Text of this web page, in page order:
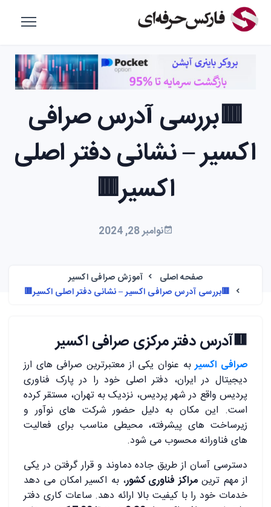
🟥بررسی آدرس صرافی
اکسیر – نشانی دفتر اصلی
اکسیر🟥
نوامبر 28, 2024
صفحه اصلی
آموزش صرافی اکسیر
🟥بررسی آدرس صرافی اکسیر – نشانی دفتر اصلی اکسیر🟥
🟥آدرس دفتر مرکزی صرافی اکسیر
صرافی اکسیربه‌ عنوان یکی از معتبرترین صرافی ‌های ارز
دیجیتال در ایران، دفتر اصلی خود را در پارک فناوری
پردیس واقع در شهر پردیس، نزدیک به تهران، مستقر کرده
است. این مکان به دلیل حضور شرکت ‌های نوآور و
زیرساخت ‌های پیشرفته، محیطی مناسب برای فعالیت
‌های فناورانه محسوب می‌ شود.
دسترسی آسان از طریق جاده دماوند و قرار گرفتن در یکی
از مهم‌ ترینمراکز فناوری کشور، به اکسیر امکان می ‌دهد
خدمات خود را با کیفیت بالا ارائه دهد. ساعات کاری دفتر